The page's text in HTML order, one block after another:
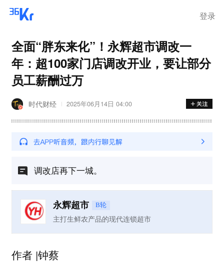
登录
全面“胖东来化”！永辉超市调改一
年：超100家门店调改开业，要让部分
员工薪酬过万
时代财经 2025年06月14日 04:00
调改店再下一城。
永辉超市 B轮
主打生鲜农产品的现代连锁超市
作者 |钟蔡